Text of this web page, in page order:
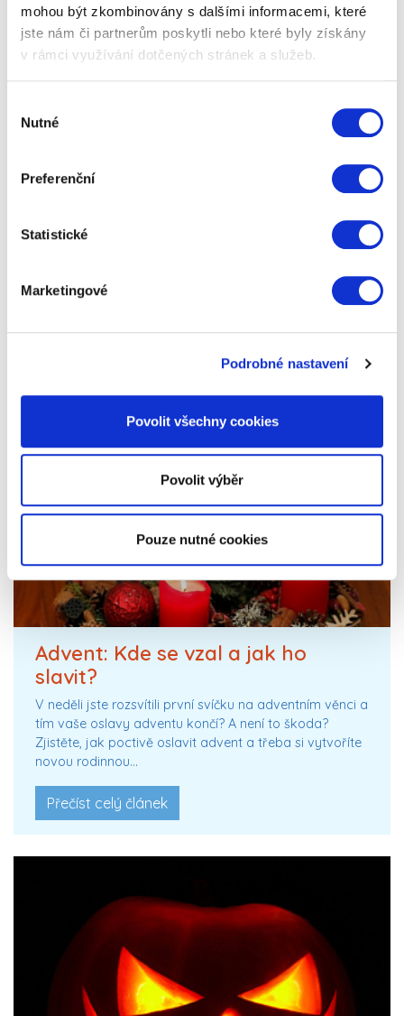
mohou být zkombinovány s dalšími informacemi, které
jste nám či partnerům poskytli nebo které byly získány
v rámci využívání dotčených stránek a služeb.
souhlasu
Nutné
Preferenční
Statistické
Marketingové
Podrobné nastavení
Povolit všechny cookies
Povolit výběr
Pouze nutné cookies
Movember: Nová listopadová
Potkáváte na ulicích více mužů s kníry než obvykle?
tvář zdobit knírem? Celosvětové hnutí movember si
Přečíst celý článek
Advent: Kde se vzal a jak ho
slavit?
V neděli jste rozsvítili první svíčku na adventním věnci a
tím vaše oslavy adventu končí? A není to škoda?
Zjistěte, jak poctivě oslavit advent a třeba si vytvoříte
novou rodinnou…
Přečíst celý článek